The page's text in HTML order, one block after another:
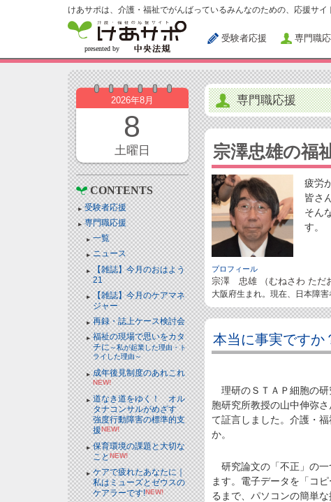
けあサポは、介護・福祉でがんばっているみんなのための、応援サイ
受験者応援 専門職
2026年8月
8
土曜日
CONTENTS
受験者応援
専門職応援
一覧
ニュース
【雑誌】今月のおはよう
21
【雑誌】今月のケアマネ
ジャー
再録・誌上ケース検討会
福祉の現場で思いをカタ
チに～私が起業した理由・ト
ライした理由～
成年後見制度のあれこれ
NEW!
道なき道をゆく！ オル
タナコンサルがめざす
強度行動障害の標準的支
援NEW!
保育環境の課題と大切な
ことNEW!
ケアで疲れたあなたに｜
私はミューズとゼウスの
ケアラーです!NEW!
専門職応援
宗澤忠雄の福
疲労
皆さ
そん
す。
プロフィール
宗澤 忠雄 （むねさわ ただ
大阪府生まれ。現在、日本障害
本当に事実ですか
理研のＳＴＡＰ細胞の研
胞研究所教授の山中伸弥
て証言しました。介護・
か。
研究論文の「不正」の一
ます。電子データを「コ
るまで、パソコンの簡単